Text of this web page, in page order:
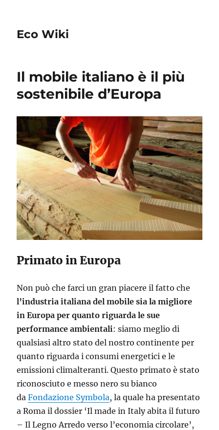
Eco Wiki
Il mobile italiano è il più
sostenibile d’Europa
Primato in Europa
Non può che farci un gran piacere il fatto che
l’industria italiana del mobile sia la migliore
in Europa per quanto riguarda le sue
performance ambientali: siamo meglio di
qualsiasi altro stato del nostro continente per
quanto riguarda i consumi energetici e le
emissioni climalteranti. Questo primato è stato
riconosciuto e messo nero su bianco
daFondazione Symbola, la quale ha presentato
a Roma il dossier ‘Il made in Italy abita il futuro
– Il Legno Arredo verso l’economia circolare’,